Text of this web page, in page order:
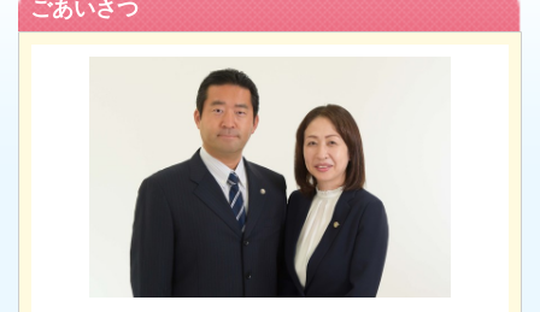
ごあいさつ